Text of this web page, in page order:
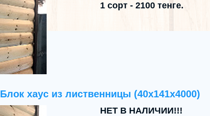
1 сорт - 2100 тенге.
Блок хаус из лиственницы (40x141x4000)
НЕТ В НАЛИЧИИ!!!